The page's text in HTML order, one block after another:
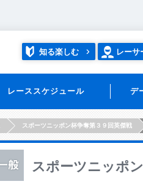
知る楽しむ レーサ
レーススケジュール デ
スポーツニッポン杯争奪第３９回英傑戦
スポーツニッポ